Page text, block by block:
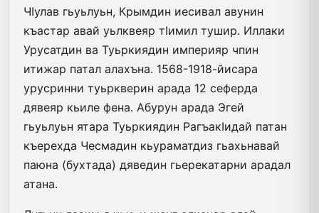
ЧIулав гьуьлуьн, Крымдин ие­сивал авунин
къастар авай уьлквеяр тIи­мил тушир. Иллаки
Урусатдин ва Туьркия­дин империяр чпин
итижар патал алахъна. 1568-1918-йисара
урусринни туьркверин арада 12 сеферда
дявеяр кьиле фена. Абурун арада Эгей
гьуьлуьн ятара Туьркиядин РагъакIидай патан
къерехда Чесмадин кьураматдиз гьахьнавай
паюна (бухтада) дяведин гьерекатарни арадал
атана.